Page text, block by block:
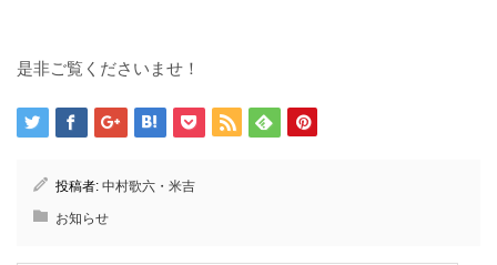
是非ご覧くださいませ！
投稿者: 中村歌六・米吉
お知らせ